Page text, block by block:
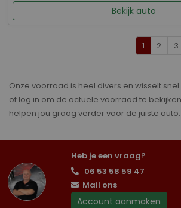
Bekijk auto
1 2 3
Onze voorraad is heel divers en wisselt
of log in om de actuele voorraad te
helpen jou graag verder voor de juiste auto.
Heb je een vraag?
06 53 58 59 47
Mail ons
Account aanmaken